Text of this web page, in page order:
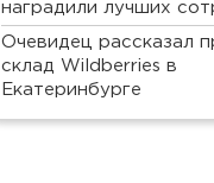
наградили лучших
Очевидец рассказал
склад Wildberries в
Екатеринбурге